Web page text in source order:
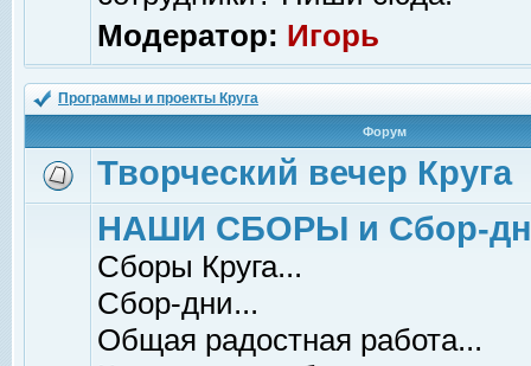
Модератор: Игорь
Программы и проекты Круга
Форум
Творческий вечер Круга
НАШИ СБОРЫ и Сбор-
Сборы Круга...
Сбор-дни...
Общая радостная работа...